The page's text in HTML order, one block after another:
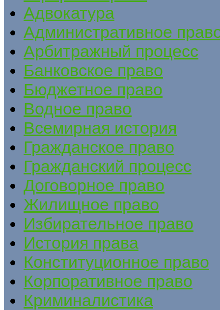
Адвокатура
Административное
Арбитражный процесс
Банковское право
Бюджетное право
Водное право
Всемирная история
Гражданское право
Гражданский процесс
Договорное право
Жилищное право
Избирательное право
История права
Конституционное право
Корпоративное право
Криминалистика